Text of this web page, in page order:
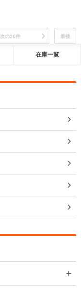
次の20件 最後
在庫一覧